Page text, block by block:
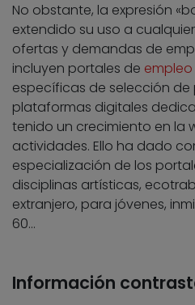
No obstante, la expresión
extendido su uso a
ofertas y demandas de
incluyen portales de
específicas de selección de
plataformas digitales
tenido un crecimiento en la
actividades. Ello ha dado
especialización de los
disciplinas artísticas,
extranjero, para jóvenes,
60…
Información